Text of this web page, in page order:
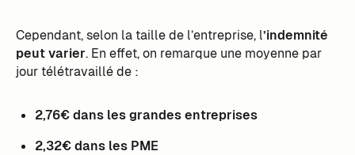
Cependant, selon la taille de l’entreprise, l’indemnité
peut varier. En effet, on remarque une moyenne par
jour télétravaillé de :
2,76€ dans les grandes entreprises
2,32€ dans les PME